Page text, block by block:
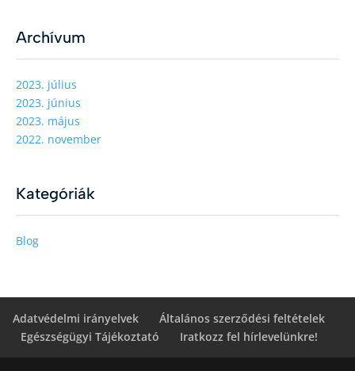
Archívum
2023. július
2023. június
2023. május
2022. november
Kategóriák
Blog
Adatvédelmi irányelvek
Általános szerződési feltételek
Egészségügyi Tájékoztató
Iratkozz fel hírlevelünkre!